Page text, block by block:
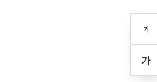
가
가